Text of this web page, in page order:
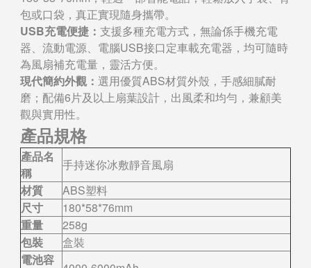
包或口袋，真正實現隨身攜帶。
USB充電便捷： 支援多種充電方式，無論係手機充電
器、流動電源、電腦USB接口定車載充電器，均可隨時
為風扇補充電量，靈活方便。
現代簡約外觀： 選用優質ABS材質外殼，手感細膩耐
磨；配備6片及以上扇葉設計，出風柔和均勻，兼顧美
觀與實用性。
產品規格
產品名
稱
手持迷你冰敷靜音風扇
材質
ABS塑料
尺寸
180*58*76mm
重量
258g
包裝
盒裝
電池容